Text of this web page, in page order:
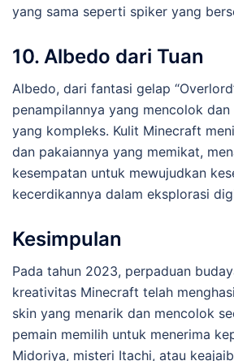
yang sama seperti spiker yang
10. Albedo dari Tuan
Albedo, dari fantasi gelap
penampilannya yang mencolok
yang kompleks. Kulit Minecraft
dan pakaiannya yang memikat,
kesempatan untuk mewujudkan
kecerdikannya dalam eksplorasi
Kesimpulan
Pada tahun 2023, perpaduan
kreativitas Minecraft telah
skin yang menarik dan mencolok
pemain memilih untuk menerima
Midoriya, misteri Itachi, atau